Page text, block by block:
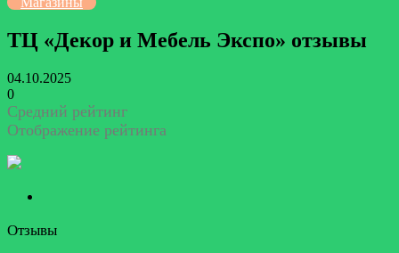
ТЦ «Декор и Мебель Экспо» отзывы
04.10.2025
0
Средний рейтинг
Отображение рейтинга
Отзывы